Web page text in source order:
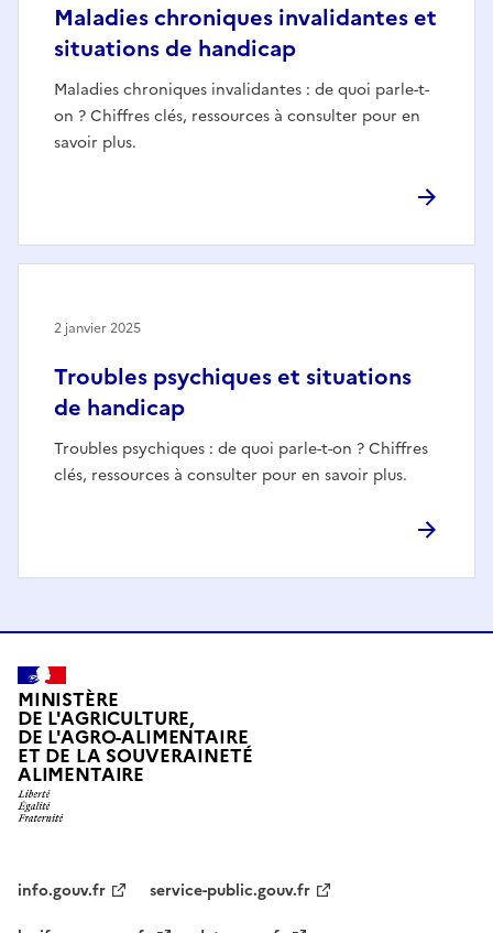
Maladies chroniques invalidantes et
situations de handicap
Maladies chroniques invalidantes : de quoi parle-t-
on ? Chiffres clés, ressources à consulter pour en
savoir plus.
Troubles psychiques et situations
de handicap
Troubles psychiques : de quoi parle-t-on ? Chiffres
clés, ressources à consulter pour en savoir plus.
2 janvier 2025
MINISTÈRE
DE L'AGRICULTURE,
DE L'AGRO-ALIMENTAIRE
ET DE LA SOUVERAINETÉ
ALIMENTAIRE
info.gouv.fr
service-public.gouv.fr